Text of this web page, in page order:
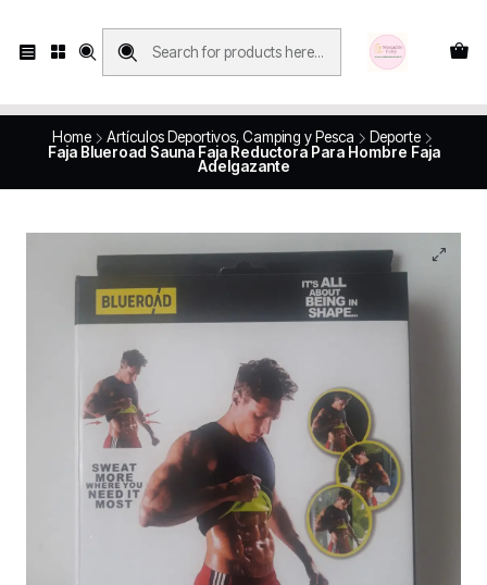
Home Artículos Deportivos, Camping y Pesca
Deporte
Faja Blueroad Sauna Faja Reductora Para Hombre Faja
Adelgazante